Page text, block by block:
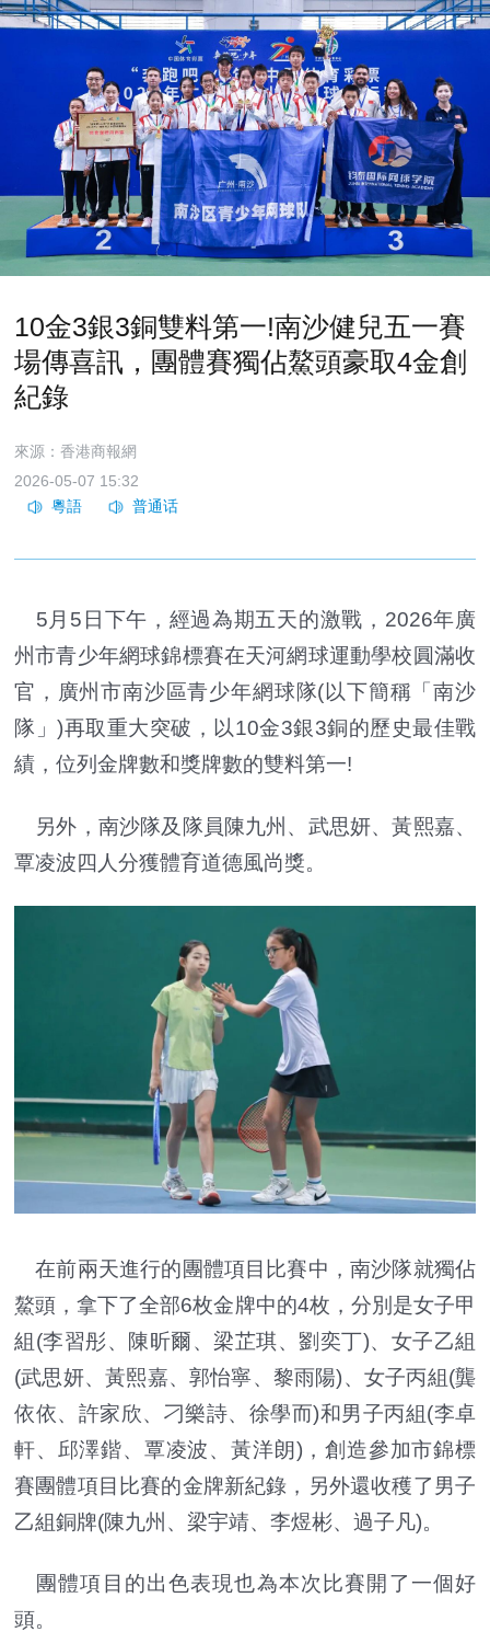
10金3銀3銅雙料第一!南沙健兒五一賽
場傳喜訊，團體賽獨佔鰲頭豪取4金創
紀錄
來源：香港商報網
2026-05-07 15:32
5月5日下午，經過為期五天的激戰，2026年廣
州市青少年網球錦標賽在天河網球運動學校圓滿收
官，廣州市南沙區青少年網球隊(以下簡稱「南沙
隊」)再取重大突破，以10金3銀3銅的歷史最佳戰
績，位列金牌數和獎牌數的雙料第一!
另外，南沙隊及隊員陳九州、武思妍、黃熙嘉、
覃凌波四人分獲體育道德風尚獎。
在前兩天進行的團體項目比賽中，南沙隊就獨佔
鰲頭，拿下了全部6枚金牌中的4枚，分別是女子甲
組(李習彤、陳昕爾、梁芷琪、劉奕丁)、女子乙組
(武思妍、黃熙嘉、郭怡寧、黎雨陽)、女子丙組(龔
依依、許家欣、刁樂詩、徐學而)和男子丙組(李卓
軒、邱澤鍇、覃凌波、黃洋朗)，創造參加市錦標
賽團體項目比賽的金牌新紀錄，另外還收穫了男子
乙組銅牌(陳九州、梁宇靖、李煜彬、過子凡)。
團體項目的出色表現也為本次比賽開了一個好
頭。